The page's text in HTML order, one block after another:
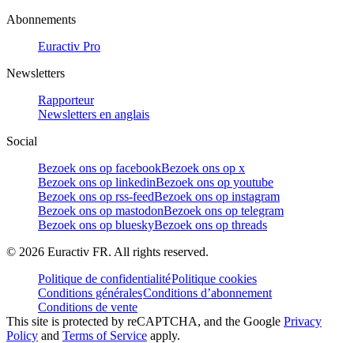
Abonnements
Euractiv Pro
Newsletters
Rapporteur
Newsletters en anglais
Social
Bezoek ons op facebookBezoek ons op x
Bezoek ons op linkedinBezoek ons op youtube
Bezoek ons op rss-feedBezoek ons op instagram
Bezoek ons op mastodonBezoek ons op telegram
Bezoek ons op blueskyBezoek ons op threads
© 2026 Euractiv FR. All rights reserved.
Politique de confidentialitéPolitique cookies
Conditions généralesConditions d’abonnement
Conditions de vente
This site is protected by reCAPTCHA, and the Google Privacy
Policy and Terms of Service apply.